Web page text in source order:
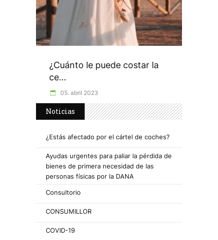
¿Cuánto le puede costar la
ce...
05. abril 2023
Noticias
¿Estás afectado por el cártel de coches?
Ayudas urgentes para paliar la pérdida de
bienes de primera necesidad de las
personas físicas por la DANA
Consultorio
CONSUMILLOR
COVID-19